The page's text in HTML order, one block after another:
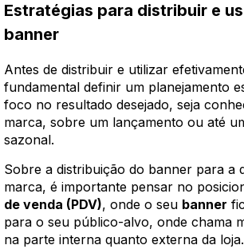
Estratégias para distribuir e
banner
Antes de distribuir e utilizar
fundamental definir um planejamento
foco no resultado desejado, seja
marca, sobre um lançamento ou até
sazonal.
Sobre a distribuição do banner para a
marca, é importante pensar no
de venda (PDV), onde o seu banner
para o seu público-alvo, onde chama
na parte interna quanto externa da loja.